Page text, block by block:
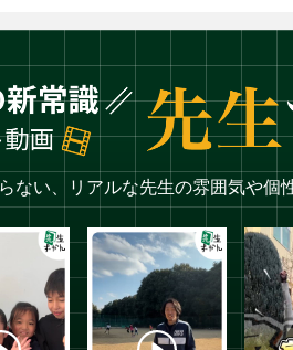
ない、リアルな先生の雰囲気や個